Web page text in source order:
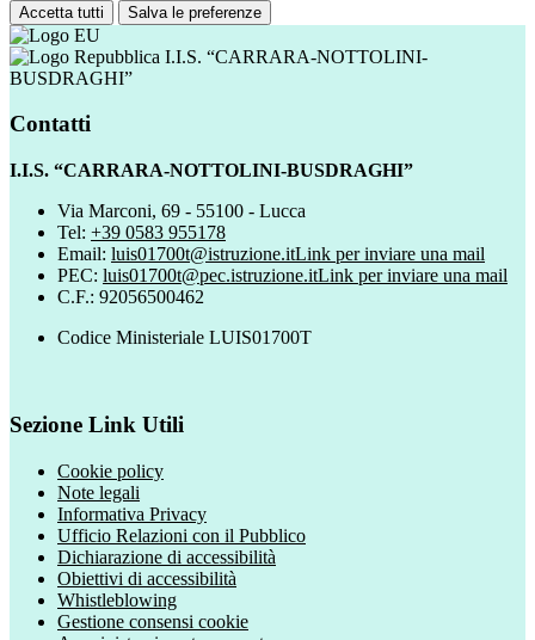
Accetta tutti Salva le preferenze
I.I.S. “CARRARA-NOTTOLINI-
BUSDRAGHI”
Contatti
I.I.S. “CARRARA-NOTTOLINI-BUSDRAGHI”
Via Marconi, 69 - 55100 - Lucca
Tel: +39 0583 955178
Email: luis01700t@istruzione.itLink per inviare una mail
PEC: luis01700t@pec.istruzione.itLink per inviare una mail
C.F.: 92056500462
Codice Ministeriale LUIS01700T
Sezione Link Utili
Cookie policy
Note legali
Informativa Privacy
Ufficio Relazioni con il Pubblico
Dichiarazione di accessibilità
Obiettivi di accessibilità
Whistleblowing
Gestione consensi cookie